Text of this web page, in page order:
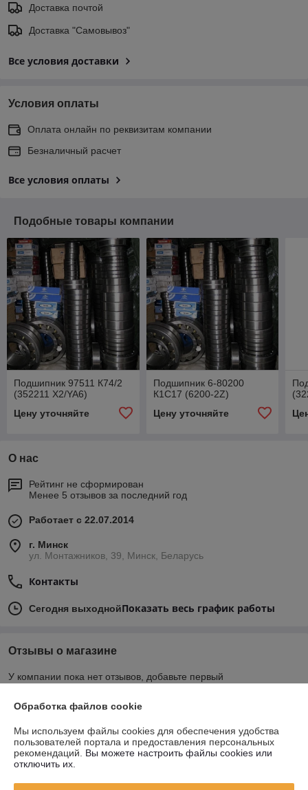
Доставка почтой
Доставка "Самовывоз"
Все условия доставки
Условия оплаты
Оплата онлайн по реквизитам компании
Безналичный расчет
Все условия оплаты
Подобные товары компании
Подшипник 97511 К74/2
(352211 X2/YA6)
Цену уточняйте
Подшипник 6-80200
К1С17 (6200-2Z)
Цену уточняйте
О нас
Рейтинг не сформирован
Менее 5 отзывов за последний год
Работает с 22.07.2014
г. Минск
ул. Монтажников, 39, Минск, Беларусь
Контакты
Сегодня выходнойПоказать весь график работы
Отзывы о магазине
У компании пока нет отзывов, добавьте первый
Контакты
Доставка и оплата
Обработка файлов cookie
Мы используем файлы cookies для обеспечения удобства
пользователей портала и предоставления персональных
рекомендаций. Вы можете настроить файлы cookies или
отключить их.